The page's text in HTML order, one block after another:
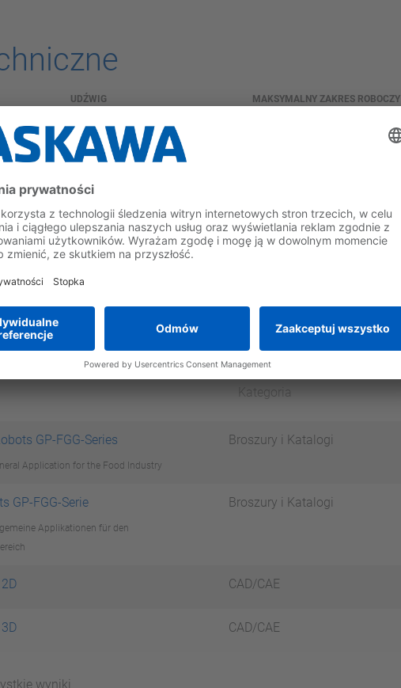
UDŹWIG MAKSYMALNY ZAKRES ROBOCZY
ŹRÓDŁO ZASILANIA
2 kVA
MAXIMUM SPEED R AXIS
kluczowe
Kategoria
GP-FGG-Series
Application for the Food Industry
Broszury i Katalogi
GP-FGG-Serie
Applikationen für den
Broszury i Katalogi
CAD/CAE
CAD/CAE
wyniki